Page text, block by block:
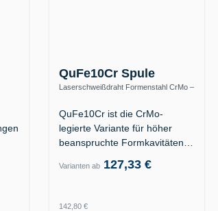
QuFe10Cr Spule
Laserschweißdraht Formenstahl CrMo –
QuFe10Cr ist die CrMo-
legierte Variante für höher
beanspruchte Formkavitäten
Varianten ab127,33 €
Regulärer Preis:
142,80 €